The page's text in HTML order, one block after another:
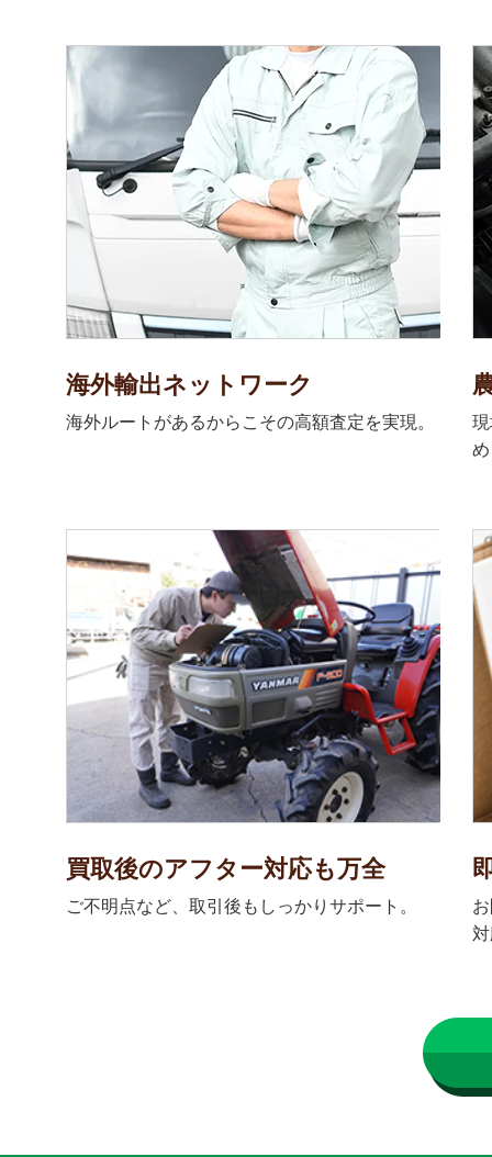
海外輸出ネットワーク
海外ルートがあるからこその高額査定を実現。
買取後のアフター対応も万全
ご不明点など、取引後もしっかりサポート。